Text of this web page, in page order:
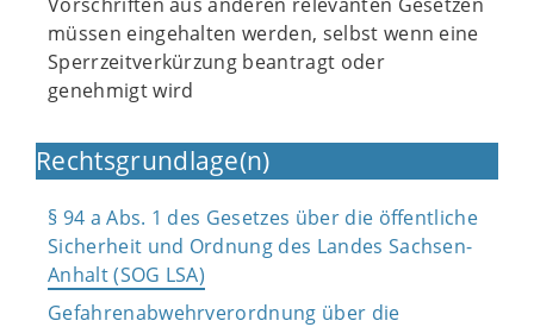
müssen eingehalten werden, selbst wenn eine
Sperrzeitverkürzung beantragt oder
genehmigt wird
Rechtsgrundlage(n)
§ 94 a Abs. 1 des Gesetzes über die öffentliche
Sicherheit und Ordnung des Landes Sachsen-
Anhalt (SOG LSA)
Gefahrenabwehrverordnung über die